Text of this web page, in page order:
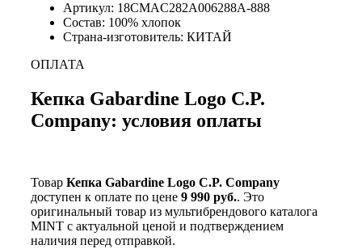
Артикул: 18CMAC282A006288A-888
Состав: 100% хлопок
Страна-изготовитель: КИТАЙ
ОПЛАТА
Кепка Gabardine Logo C.P.
Company: условия оплаты
Товар Кепка Gabardine Logo C.P. Company
доступен к оплате по цене 9 990 руб.. Это
оригинальный товар из мультибрендового каталога
MINT с актуальной ценой и подтверждением
наличия перед отправкой.